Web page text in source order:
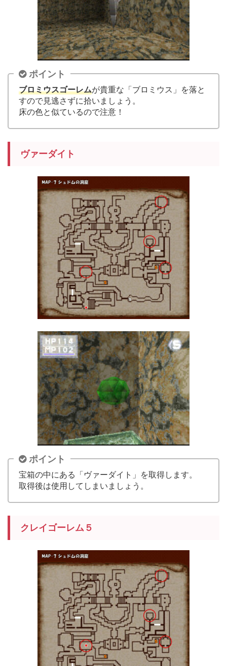
ポイント
ブロミウスゴーレムが貴重な「ブロミウス」を落と
すので見逃さずに拾いましょう。
床の色と似ているので注意！
ヴァーダイト
ポイント
宝箱の中にある「ヴァーダイト」を取得します。
取得後は使用してしまいましょう。
クレイゴーレム５